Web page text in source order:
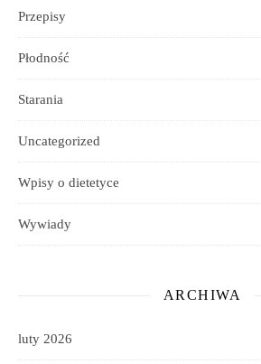
Przepisy
Płodność
Starania
Uncategorized
Wpisy o dietetyce
Wywiady
ARCHIWA
luty 2026